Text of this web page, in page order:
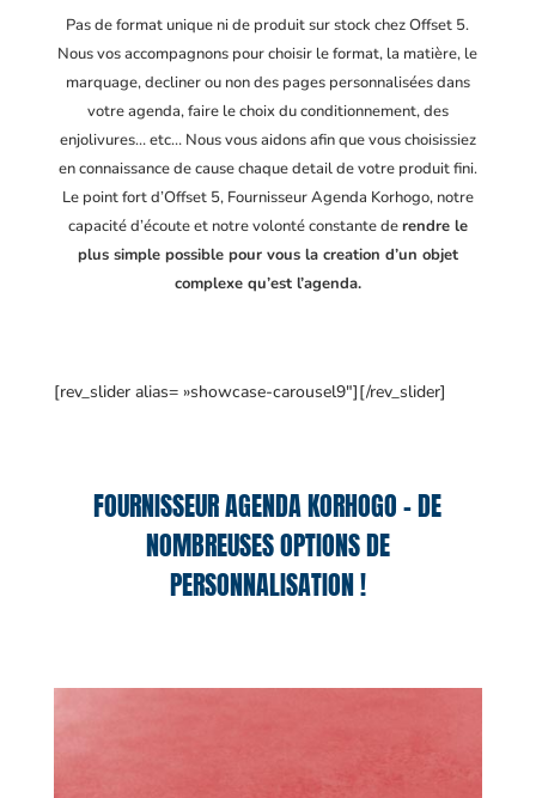
Pas de format unique ni de produit sur stock chez Offset 5.
Nous vos accompagnons pour choisir le format, la matière, le
marquage, decliner ou non des pages personnalisées dans
votre agenda, faire le choix du conditionnement, des
enjolivures… etc… Nous vous aidons afin que vous choisissiez
en connaissance de cause chaque detail de votre produit fini.
Le point fort d’Offset 5, Fournisseur Agenda Korhogo, notre
capacité d’écoute et notre volonté constante derendre le
plus simple possible pour vous la creation d’un objet
complexe qu’est l’agenda.
[rev_slider alias= »showcase-carousel9″][/rev_slider]
FOURNISSEUR AGENDA KORHOGO – DE
NOMBREUSES OPTIONS DE
PERSONNALISATION !